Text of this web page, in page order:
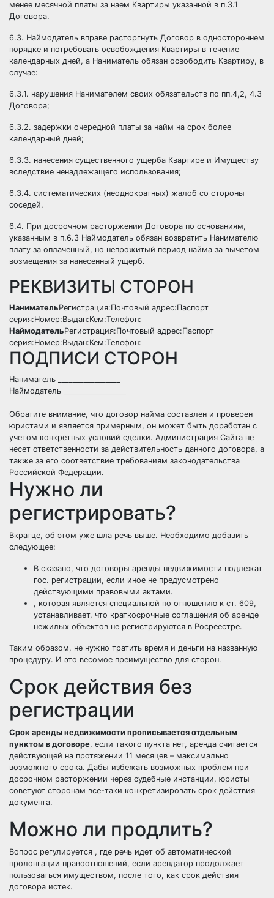
менее месячной платы за наем Квартиры указанной в п.3.1
Договора.
6.3. Наймодатель вправе расторгнуть Договор в одностороннем
порядке и потребовать освобождения Квартиры в течение
календарных дней, а Наниматель обязан освободить Квартиру, в
случае:
6.3.1. нарушения Нанимателем своих обязательств по пп.4,2, 4.3
Договора;
6.3.2. задержки очередной платы за найм на срок более
календарный дней;
6.3.3. нанесения существенного ущерба Квартире и Имуществу
вследствие ненадлежащего использования;
6.3.4. систематических (неоднократных) жалоб со стороны
соседей.
6.4. При досрочном расторжении Договора по основаниям,
указанным в п.6.3 Наймодатель обязан возвратить Нанимателю
плату за оплаченный, но непрожитый период найма за вычетом
возмещения за нанесенный ущерб.
РЕКВИЗИТЫ СТОРОН
НанимательРегистрация:Почтовый адрес:Паспорт
серия:Номер:Выдан:Кем:Телефон:
НаймодательРегистрация:Почтовый адрес:Паспорт
серия:Номер:Выдан:Кем:Телефон:
ПОДПИСИ СТОРОН
Наниматель _________________
Наймодатель _________________
Обратите внимание, что договор найма составлен и проверен
юристами и является примерным, он может быть доработан с
учетом конкретных условий сделки. Администрация Сайта не
несет ответственности за действительность данного договора, а
также за его соответствие требованиям законодательства
Российской Федерации.
Нужно ли
регистрировать?
Вкратце, об этом уже шла речь выше. Необходимо добавить
следующее:
В сказано, что договоры аренды недвижимости подлежат
гос. регистрации, если иное не предусмотрено
действующими правовыми актами.
, которая является специальной по отношению к ст. 609,
устанавливает, что краткосрочные соглашения об аренде
нежилых объектов не регистрируются в Росреестре.
Таким образом, не нужно тратить время и деньги на названную
процедуру. И это весомое преимущество для сторон.
Срок действия без
регистрации
Срок аренды недвижимости прописывается отдельным
пунктом в договоре, если такого пункта нет, аренда считается
действующей на протяжении 11 месяцев – максимально
возможного срока. Дабы избежать возможных проблем при
досрочном расторжении через судебные инстанции, юристы
советуют сторонам все-таки конкретизировать срок действия
документа.
Можно ли продлить?
Вопрос регулируется , где речь идет об автоматической
пролонгации правоотношений, если арендатор продолжает
пользоваться имуществом, после того, как срок действия
договора истек.